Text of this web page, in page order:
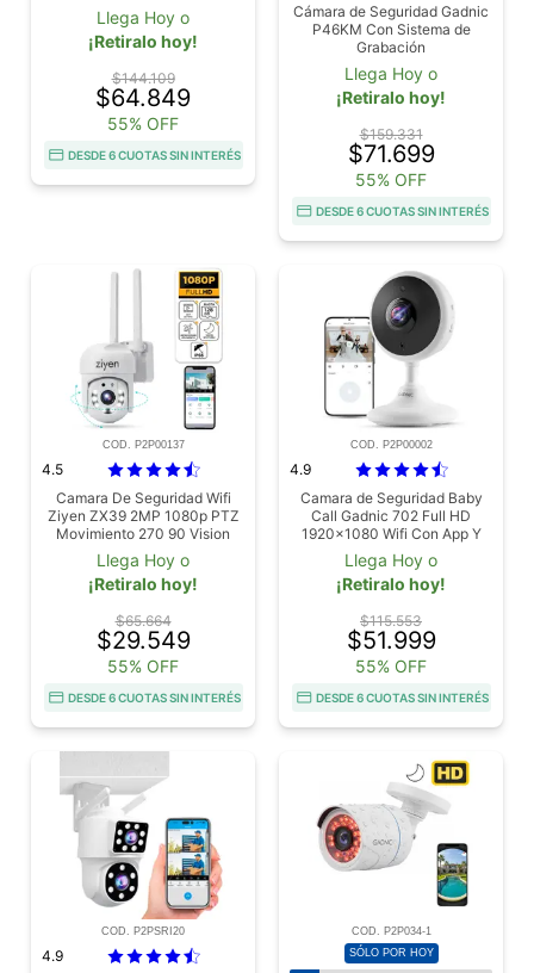
Llega Hoy o
¡Retiralo hoy!
$144.109
$64.849
55% OFF
DESDE 6 CUOTAS SIN INTERÉS
Cámara de Seguridad Gadnic
P46KM Con Sistema de
Grabación
Llega Hoy o
¡Retiralo hoy!
$159.331
$71.699
55% OFF
DESDE 6 CUOTAS SIN INTERÉS
COD. P2P00137
4.5
Camara De Seguridad Wifi
Ziyen ZX39 2MP 1080p PTZ
Movimiento 270 90 Vision
Nocturna Audio Bidireccional
Exterior
Llega Hoy o
¡Retiralo hoy!
$65.664
$29.549
55% OFF
DESDE 6 CUOTAS SIN INTERÉS
COD. P2P00002
4.9
Camara de Seguridad Baby
Call Gadnic 702 Full HD
1920x1080 Wifi Con App Y
Audio Bidireccional
Llega Hoy o
¡Retiralo hoy!
$115.553
$51.999
55% OFF
DESDE 6 CUOTAS SIN INTERÉS
COD. P2PSRI20
4.9
COD. P2P034-1
SÓLO POR HOY